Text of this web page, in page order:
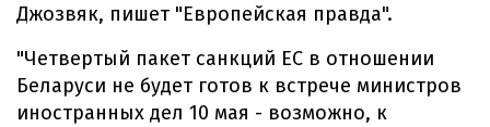
Джозвяк, пишет "Европейская правда".
"Четвертый пакет санкций ЕС в отношении
Беларуси не будет готов к встрече министров
иностранных дел 10 мая - возможно, к